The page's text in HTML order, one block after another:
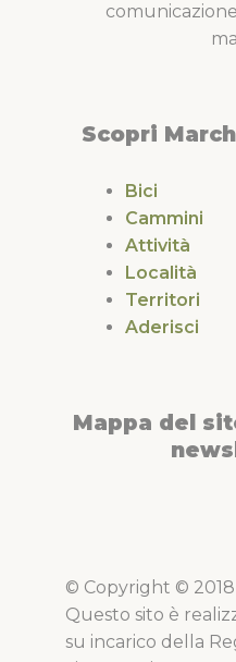
Scopri
Bici
Cammini
Attività
Località
Territori
Aderisci
Mappa del
© Copyright © 2018
Questo sito è
su incarico della